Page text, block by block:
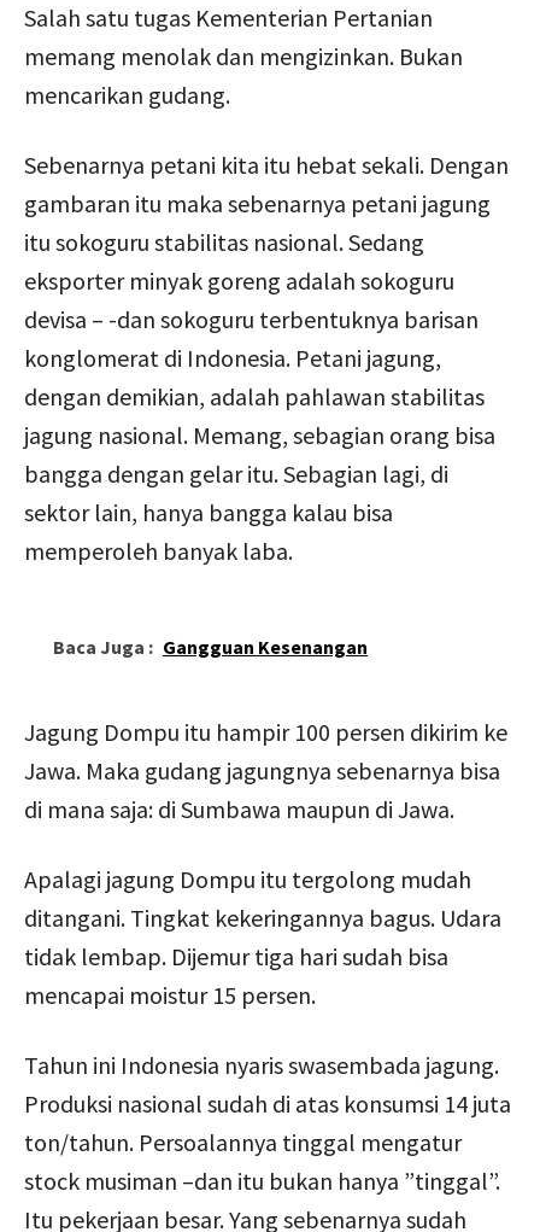
Salah satu tugas Kementerian Pertanian
memang menolak dan mengizinkan. Bukan
mencarikan gudang.
Sebenarnya petani kita itu hebat sekali. Dengan
gambaran itu maka sebenarnya petani jagung
itu sokoguru stabilitas nasional. Sedang
eksporter minyak goreng adalah sokoguru
devisa – -dan sokoguru terbentuknya barisan
konglomerat di Indonesia. Petani jagung,
dengan demikian, adalah pahlawan stabilitas
jagung nasional. Memang, sebagian orang bisa
bangga dengan gelar itu. Sebagian lagi, di
sektor lain, hanya bangga kalau bisa
memperoleh banyak laba.
Baca Juga : Gangguan Kesenangan
Jagung Dompu itu hampir 100 persen dikirim ke
Jawa. Maka gudang jagungnya sebenarnya bisa
di mana saja: di Sumbawa maupun di Jawa.
Apalagi jagung Dompu itu tergolong mudah
ditangani. Tingkat kekeringannya bagus. Udara
tidak lembap. Dijemur tiga hari sudah bisa
mencapai moistur 15 persen.
Tahun ini Indonesia nyaris swasembada jagung.
Produksi nasional sudah di atas konsumsi 14 juta
ton/tahun. Persoalannya tinggal mengatur
stock musiman –dan itu bukan hanya ”tinggal”.
Itu pekerjaan besar. Yang sebenarnya sudah